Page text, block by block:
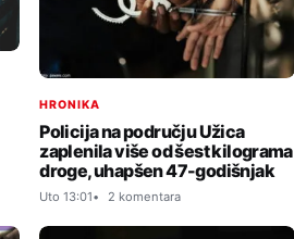
HRONIKA
Policija na području Užica
zaplenila više od šest kilograma
droge, uhapšen 47-godišnjak
Uto 13:01 2 komentara